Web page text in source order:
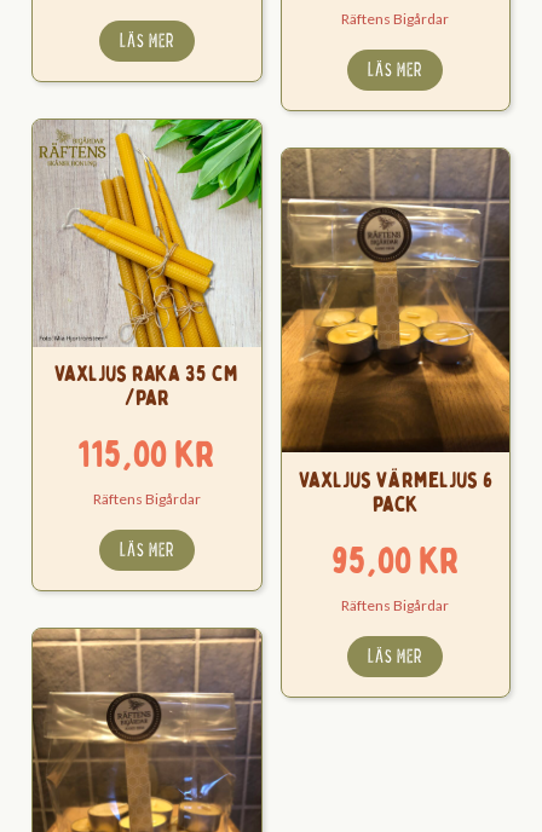
LÄS MER
Räftens Bigårdar
LÄS MER
Vaxljus raka 35 cm
/par
115,00kr
Räftens Bigårdar
LÄS MER
Vaxljus värmeljus 6
pack
95,00kr
Räftens Bigårdar
LÄS MER